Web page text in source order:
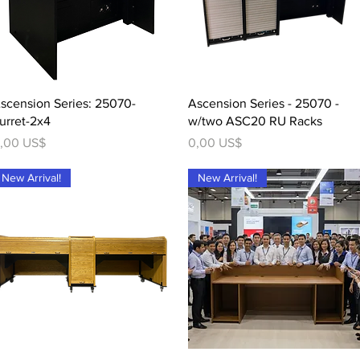
Vista rápida
Series: 25070-
2x4
US$
Vista rápida
Ascension Series - 25070 -
w/two ASC20 RU Racks
Precio
0,00 US$
New Arrival! New Arrival!